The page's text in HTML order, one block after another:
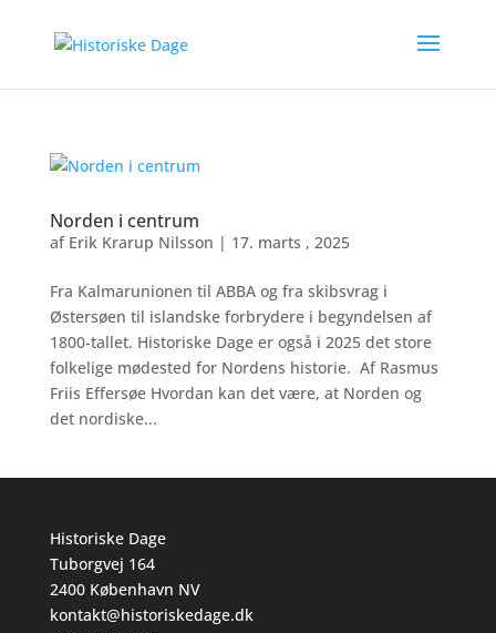
Norden i centrum
af Erik Krarup Nilsson | 17. marts , 2025
Fra Kalmarunionen til ABBA og fra skibsvrag i
Østersøen til islandske forbrydere i begyndelsen af
1800-tallet. Historiske Dage er også i 2025 det store
folkelige mødested for Nordens historie. Af Rasmus
Friis Effersøe Hvordan kan det være, at Norden og
det nordiske...
Historiske Dage
Tuborgvej 164
2400 København NV
kontakt@historiskedage.dk